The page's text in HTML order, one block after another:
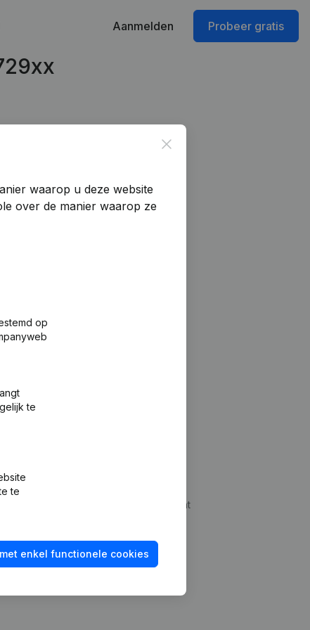
Aanmelden Probeer gratis
Close
waarop u deze website
over de manier waarop ze
op
te
te
enkel functionele cookies
checken
Integraties op maat
Contact